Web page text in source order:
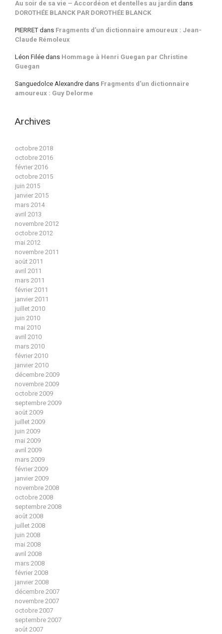
Au soir de sa vie – Accordéon et dentelles au jardin dans
DOROTHÉE BLANCK PAR DOROTHÉE BLANCK
PIERRET dans Fragments d’un dictionnaire amoureux : Jean-
Claude Rémoleux
Léon Filée dans Hommage à Henri Guegan par Christine
Guegan
Sanguedolce Alexandre dans Fragments d’un dictionnaire
amoureux : Guy Delorme
Archives
octobre 2018
octobre 2016
février 2016
octobre 2015
juin 2015
janvier 2015
mars 2014
avril 2013
novembre 2012
octobre 2012
mai 2012
novembre 2011
août 2011
avril 2011
mars 2011
février 2011
janvier 2011
juillet 2010
juin 2010
mai 2010
avril 2010
mars 2010
février 2010
janvier 2010
décembre 2009
novembre 2009
octobre 2009
septembre 2009
août 2009
juillet 2009
juin 2009
mai 2009
avril 2009
mars 2009
février 2009
janvier 2009
novembre 2008
octobre 2008
septembre 2008
août 2008
juillet 2008
juin 2008
mai 2008
avril 2008
mars 2008
février 2008
janvier 2008
décembre 2007
novembre 2007
octobre 2007
septembre 2007
août 2007